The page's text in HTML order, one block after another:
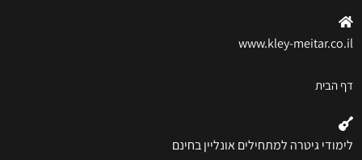
www.kley-meitar.co.il
דף הבית
לימודי גיטרה למתחילים אונליין בחינם